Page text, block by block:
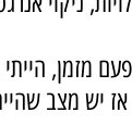
מזמן,
אז יש מצב